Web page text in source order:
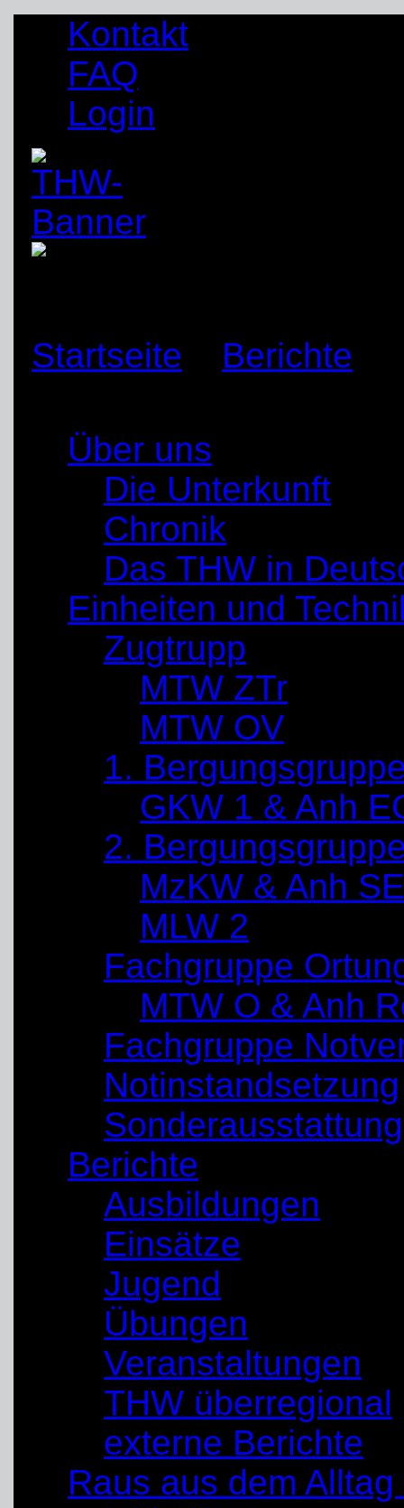
Kontakt
FAQ
Login
Startseite Berichte
Über uns
Die Unterkunft
Chronik
Das THW in
Einheiten und
Zugtrupp
MTW ZTr
MTW OV
1.
GKW 1 & Anh
2.
MzKW & Anh
MLW 2
Fachgruppe
MTW O & Anh
Fachgruppe
Notinstandsetzung
Sonderausstattung
Berichte
Ausbildungen
Einsätze
Jugend
Übungen
Veranstaltungen
THW überregional
externe Berichte
Raus aus dem